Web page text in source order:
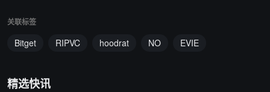
关联标签
Bitget RIPVC hoodrat NO EVIE
精选快讯